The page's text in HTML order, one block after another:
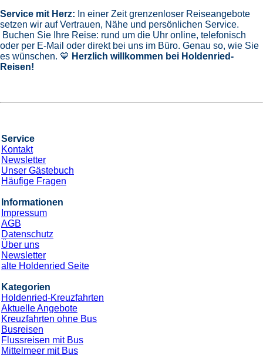
Service mit Herz: In einer Zeit grenzenloser Reiseangebote
setzen wir auf Vertrauen, Nähe und persönlichen Service.
Buchen Sie Ihre Reise: rund um die Uhr online, telefonisch
oder per E-Mail oder direkt bei uns im Büro. Genau so, wie Sie
es wünschen. 💙 Herzlich willkommen bei Holdenried-
Reisen!
Service
Kontakt
Newsletter
Unser Gästebuch
Häufige Fragen
Informationen
Impressum
AGB
Datenschutz
Über uns
Newsletter
alte Holdenried Seite
Kategorien
Holdenried-Kreuzfahrten
Aktuelle Angebote
Kreuzfahrten ohne Bus
Busreisen
Flussreisen mit Bus
Mittelmeer mit Bus